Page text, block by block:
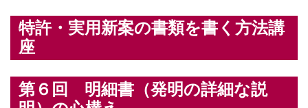
特許・実用新案の書類を書く方法講
座
第６回 明細書（発明の詳細な説